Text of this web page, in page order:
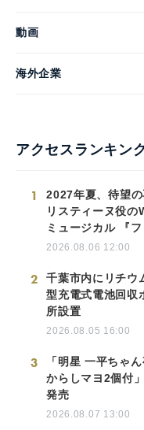
動画
海外企業
アクセスランキン
1
2027年夏、待望
リスティーヌ役の
ミュージカル 『フ
2026.08.06 12:00
2
千葉市内にリチウ
型充電式電池回収
所設置
2026.08.05 16:00
3
「明星 一平ちゃ
からしマヨ2個付
発売
2026.08.07 13:00